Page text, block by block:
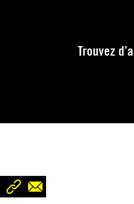
Trouvez